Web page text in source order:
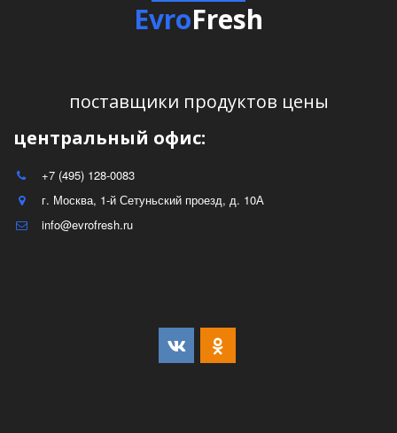
EvroFresh
поставщики продуктов цены
центральный офис:
+7 (495) 128-0083
г. Москва, 1-й Сетуньский проезд, д. 10А
info@evrofresh.ru